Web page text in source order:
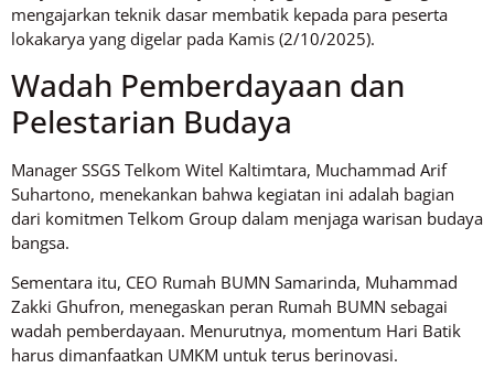
mengajarkan teknik dasar membatik kepada para peserta
lokakarya yang digelar pada Kamis (2/10/2025).
Wadah Pemberdayaan dan
Pelestarian Budaya
Manager SSGS Telkom Witel Kaltimtara, Muchammad Arif
Suhartono, menekankan bahwa kegiatan ini adalah bagian
dari komitmen Telkom Group dalam menjaga warisan budaya
bangsa.
Sementara itu, CEO Rumah BUMN Samarinda, Muhammad
Zakki Ghufron, menegaskan peran Rumah BUMN sebagai
wadah pemberdayaan. Menurutnya, momentum Hari Batik
harus dimanfaatkan UMKM untuk terus berinovasi.